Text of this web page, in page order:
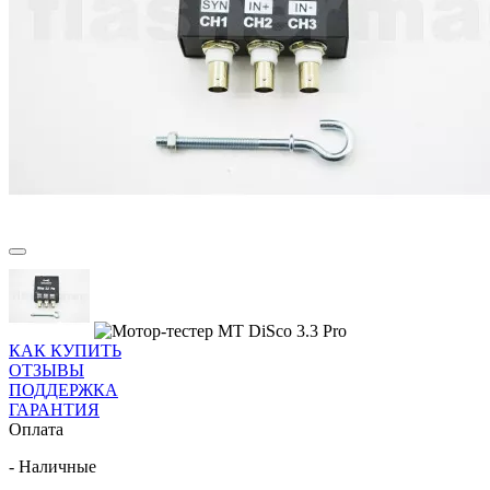
КАК КУПИТЬ
ОТЗЫВЫ
ПОДДЕРЖКА
ГАРАНТИЯ
Оплата
- Наличные